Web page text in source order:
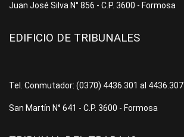
Juan José Silva N° 856 - C.P. 3600 - Formosa
EDIFICIO DE TRIBUNALES
Tel. Conmutador: (0370) 4436.301 al 4436.307
San Martín N° 641 - C.P. 3600 - Formosa